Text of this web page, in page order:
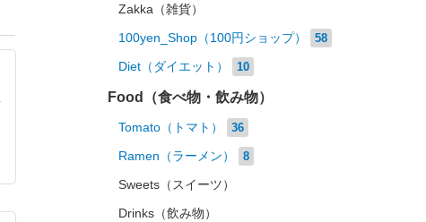
Zakka（雑貨）
100yen_Shop（100円ショップ） 58
Diet（ダイエット） 10
Food（食べ物・飲み物）
Tomato（トマト） 36
Ramen（ラーメン） 8
Sweets（スイーツ）
Drinks（飲み物）